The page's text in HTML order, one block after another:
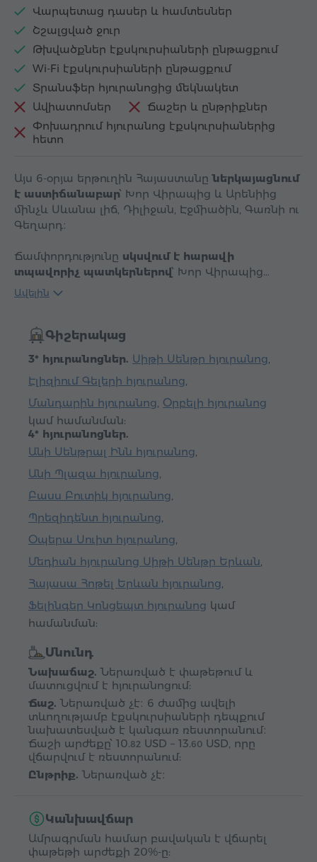
Վարպետաց դասեր և համտեսներ
Շշալցված ջուր
Թխվածքներ էքսկուրսիաների ընթացքում
Wi-Fi էքսկուրսիաների ընթացքում
Տրանսֆեր հյուրանոցից մեկնակետ
Ավիատոմսեր
Ճաշեր և ընթրիքներ
Փոխադրում հյուրանոց էքսկուրսիաներից
հետո
Այս 6-օրյա երթուղին Հայաստանըներկայացնում
է աստիճանաբար՝ Խոր Վիրապից և Արենիից
մինչև Սևանա լիճ, Դիլիջան, Էջմիածին, Գառնի ու
Գեղարդ։
Ճամփորդությունը սկսվում է հարավի
տպավորիչ պատկերներով՝ Խոր Վիրապից…
Ավելին
Գիշերակաց
3* հյուրանոցներ. Սիթի Սենթր հյուրանոց,
Էլիզիում Գելերի հյուրանոց,
Մանդարին հյուրանոց, Օրբելի հյուրանոց
կամ համանման:
4* հյուրանոցներ.
Անի Սենթրալ Ինն հյուրանոց,
Անի Պլազա հյուրանոց,
Բասս Բուտիկ հյուրանոց,
Պրեզիդենտ հյուրանոց,
Օպերա Սուիտ հյուրանոց,
Մեդիան հյուրանոց Սիթի Սենթր Երևան,
Հայասա Հոթել Երևան հյուրանոց,
Ֆելինգեր Կոնցեպտ հյուրանոց կամ
համանման:
Սնունդ
Նախաճաշ. Ներառված է փաթեթում և
մատուցվում է հյուրանոցում:
Ճաշ. Ներառված չէ։ 6 ժամից ավելի
տևողությամբ էքսկուրսիաների դեպքում
նախատեսված է կանգառ ռեստորանում։
Ճաշի արժեքը՝ 10.82 USD – 13.60 USD, որը
վճարվում է ռեստորանում:
Ընթրիք. Ներառված չէ։
Կանխավճար
Ամրագրման համար բավական է վճարել
փաթեթի արժեքի 20%-ը: